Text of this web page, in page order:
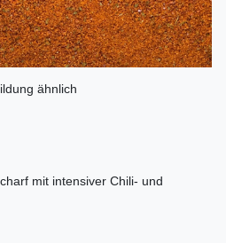
ähnlich
mit intensiver Chili- und